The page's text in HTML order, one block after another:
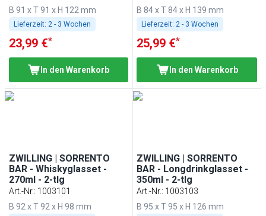
B 91 x T 91 x H 122 mm
Lieferzeit: 2 - 3 Wochen
23,99 €*
In den Warenkorb
B 84 x T 84 x H 139 mm
Lieferzeit: 2 - 3 Wochen
25,99 €*
In den Warenkorb
ZWILLING | SORRENTO
BAR - Whiskyglasset -
270ml - 2-tlg
Art.-Nr.: 1003101
B 92 x T 92 x H 98 mm
ZWILLING | SORRENTO
BAR - Longdrinkglasset -
350ml - 2-tlg
Art.-Nr.: 1003103
B 95 x T 95 x H 126 mm